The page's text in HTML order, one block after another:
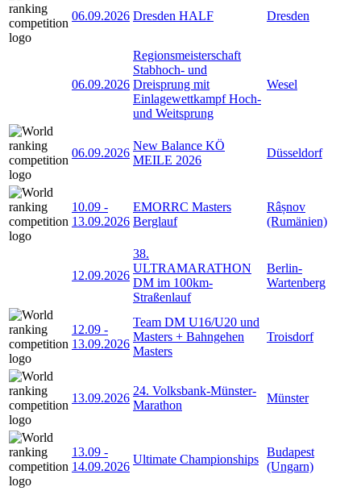
06.09.2026 Dresden HALF Dresden
06.09.2026
Regionsmeisterschaft
Stabhoch- und
Dreisprung mit
Einlagewettkampf Hoch-
und Weitsprung
Wesel
06.09.2026
New Balance KÖ
MEILE 2026
Düsseldorf
10.09 -
13.09.2026
EMORRC Masters
Berglauf
Râșnov
(Rumänien)
12.09.2026
38.
ULTRAMARATHON
DM im 100km-
Straßenlauf
Berlin-
Wartenberg
12.09 -
13.09.2026
Team DM U16/U20 und
Masters + Bahngehen
Masters
Troisdorf
13.09.2026
24. Volksbank-Münster-
Marathon
Münster
13.09 -
14.09.2026
Ultimate Championships
Budapest
(Ungarn)